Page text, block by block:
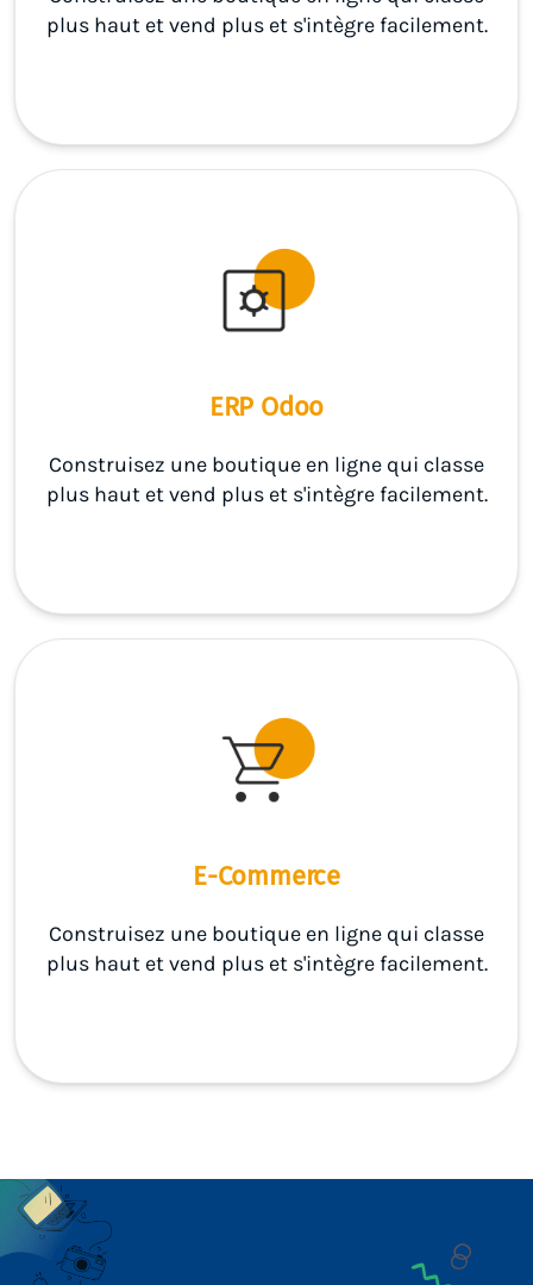
plus haut et vend plus et s'intègre facilement.
ERP Odoo
Construisez une boutique en ligne qui classe
plus haut et vend plus et s'intègre facilement.
E-Commerce
Construisez une boutique en ligne qui classe
plus haut et vend plus et s'intègre facilement.